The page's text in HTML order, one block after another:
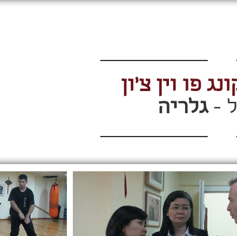
פו וין צ'ון
-גלריה